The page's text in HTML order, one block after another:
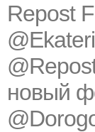
Repost
новый